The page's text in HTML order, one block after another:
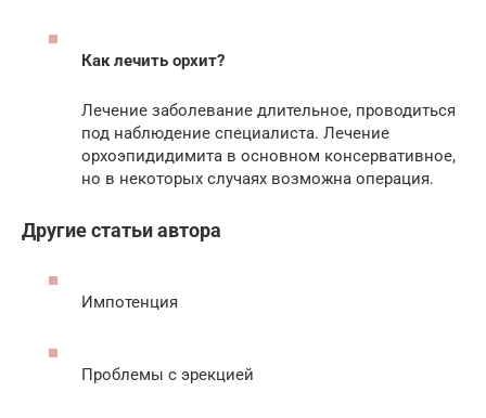
Как лечить орхит?
Лечение заболевание длительное, проводиться
под наблюдение специалиста. Лечение
орхоэпидидимита в основном консервативное,
но в некоторых случаях возможна операция.
Другие статьи автора
Импотенция
Проблемы с эрекцией